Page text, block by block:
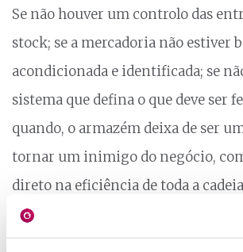
Se não houver um controlo das
stock; se a mercadoria não estiver
acondicionada e identificada; se
sistema que defina o que deve ser
quando, o armazém deixa de ser
tornar um inimigo do negócio,
direto na eficiência de toda a
Como um software